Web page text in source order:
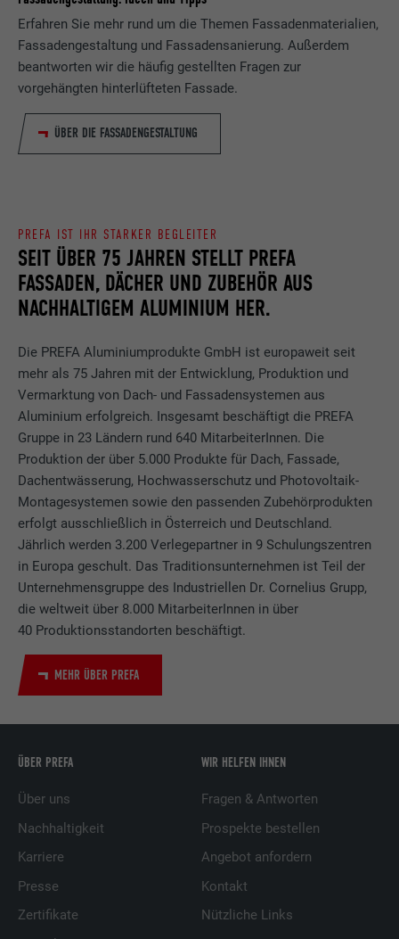
Erfahren Sie mehr rund um die Themen Fassadenmaterialien,
Fassadengestaltung und Fassadensanierung. Außerdem
beantworten wir die häufig gestellten Fragen zur
vorgehängten hinterlüfteten Fassade.
ÜBER DIE FASSADENGESTALTUNG
SEIT ÜBER 75 JAHREN STELLT PREFA
FASSADEN, DÄCHER UND ZUBEHÖR AUS
NACHHALTIGEM ALUMINIUM HER.
PREFA IST IHR STARKER BEGLEITER
Die PREFA Aluminiumprodukte GmbH ist europaweit seit
mehr als 75 Jahren mit der Entwicklung, Produktion und
Vermarktung von Dach- und Fassadensystemen aus
Aluminium erfolgreich. Insgesamt beschäftigt die PREFA
Gruppe in 23 Ländern rund 640 MitarbeiterInnen. Die
Produktion der über 5.000 Produkte für Dach, Fassade,
Dachentwässerung, Hochwasserschutz und Photovoltaik-
Montagesystemen sowie den passenden Zubehörprodukten
erfolgt ausschließlich in Österreich und Deutschland.
Jährlich werden 3.200 Verlegepartner in 9 Schulungszentren
in Europa geschult. Das Traditionsunternehmen ist Teil der
Unternehmensgruppe des Industriellen Dr. Cornelius Grupp,
die weltweit über 8.000 MitarbeiterInnen in über
40 Produktionsstandorten beschäftigt.
MEHR ÜBER PREFA
ÜBER PREFA
Über uns
Nachhaltigkeit
Karriere
Presse
Zertifikate
WIR HELFEN IHNEN
Fragen & Antworten
Prospekte bestellen
Angebot anfordern
Kontakt
Nützliche Links